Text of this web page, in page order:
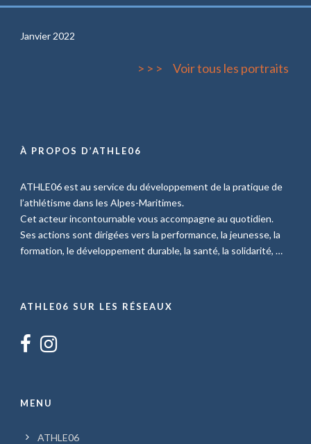
Janvier 2022
> > > Voir tous les portraits
À PROPOS D’ATHLE06
ATHLE06 est au service du développement de la pratique de
l’athlétisme dans les Alpes-Maritimes.
Cet acteur incontournable vous accompagne au quotidien.
Ses actions sont dirigées vers la performance, la jeunesse, la
formation, le développement durable, la santé, la solidarité, …
ATHLE06 SUR LES RÉSEAUX
MENU
ATHLE06